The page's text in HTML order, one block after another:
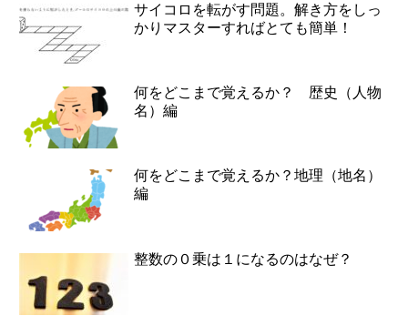
サイコロを転がす問題。解き方をしっ
かりマスターすればとても簡単！
何をどこまで覚えるか？ 歴史（人物
名）編
何をどこまで覚えるか？地理（地名）
編
整数の０乗は１になるのはなぜ？